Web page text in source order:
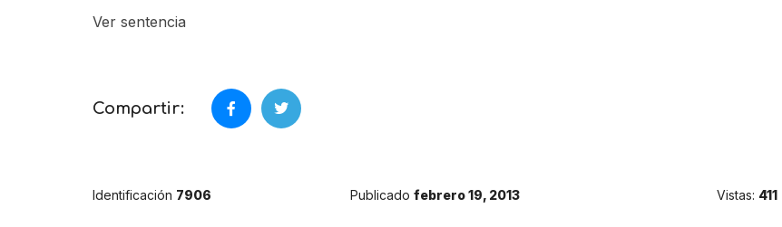
Ver sentencia
Compartir:
Identificación 7906 Publicado febrero 19, 2013 Vistas: 411